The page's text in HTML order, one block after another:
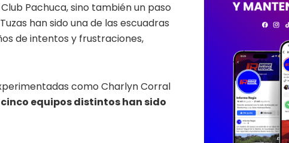
Pachuca, sino también un paso
han sido una de las escuadras
de intentos y frustraciones,
como Charlyn Corral
cinco equipos distintos han sido